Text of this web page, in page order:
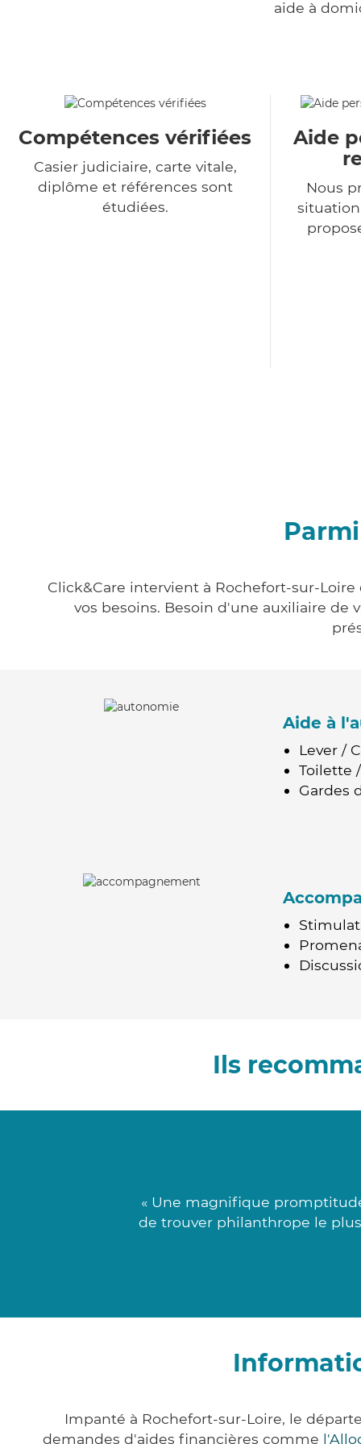
aide à
Compétences vérifiées
Casier judiciaire, carte vitale,
diplôme et références sont
étudiées.
Aide
Nous
Click&Care intervient à Rochefort-sur-
vos besoins. Besoin d'une auxiliaire
Aide à
Lever /
Toilette
Gardes
Ils
« Une magnifique
de trouver philanthrope le
Impanté à Rochefort-sur-Loire, le
demandes d'aides financières comme